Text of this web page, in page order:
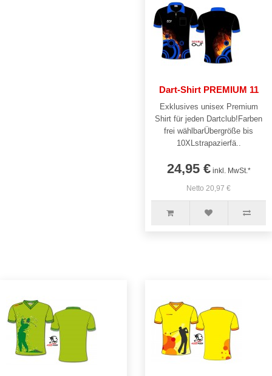
Dart-Shirt PREMIUM 11
Exklusives unisex Premium
Shirt für jeden Dartclub!Farben
frei wählbarÜbergröße bis
10XLstrapazierfä..
24,95 €inkl. MwSt.*
Netto 20,97 €